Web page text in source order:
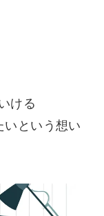
ける
い という想い